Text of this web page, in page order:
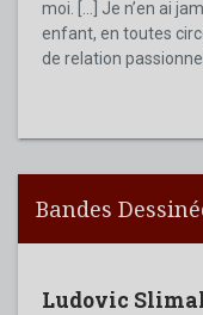
moi. […] Je n’en ai
enfant, en toutes
de relation
Bandes
Ludovic